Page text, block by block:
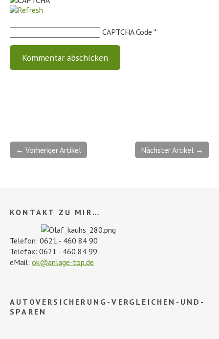
CAPTCHA Code *
Nächster Artikel →
← Vorheriger Artikel
KONTAKT ZU MIR…
Telefon: 0621 - 460 84 90
Telefax: 0621 - 460 84 99
eMail: ok@anlage-top.de
AUTOVERSICHERUNG-VERGLEICHEN-UND-
SPAREN